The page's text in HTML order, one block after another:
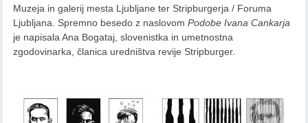
Muzeja in galerij mesta Ljubljane ter Stripburgerja / Foruma
Ljubljana. Spremno besedo z naslovomPodobe Ivana Cankarja
je napisala Ana Bogataj, slovenistka in umetnostna
zgodovinarka, članica uredništva revije Stripburger.